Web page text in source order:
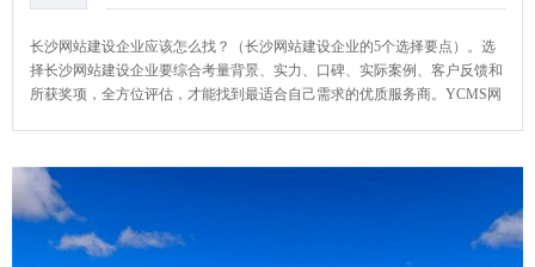
长沙网站建设企业应该怎么找？（长沙网站建设企业的5个选择要点）。选
择长沙网站建设企业要综合考量背景、实力、口碑、实际案例、客户反馈和
所获奖项，全方位评估，才能找到最适合自己需求的优质服务商。YCMS网